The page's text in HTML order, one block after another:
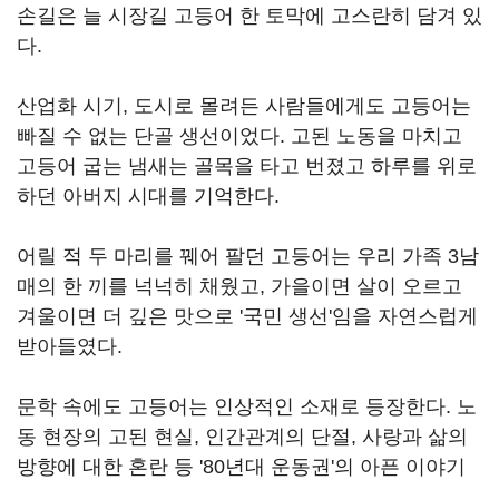
손길은 늘 시장길 고등어 한 토막에 고스란히 담겨 있
다.
산업화 시기, 도시로 몰려든 사람들에게도 고등어는
빠질 수 없는 단골 생선이었다. 고된 노동을 마치고
고등어 굽는 냄새는 골목을 타고 번졌고 하루를 위로
하던 아버지 시대를 기억한다.
어릴 적 두 마리를 꿰어 팔던 고등어는 우리 가족 3남
매의 한 끼를 넉넉히 채웠고, 가을이면 살이 오르고
겨울이면 더 깊은 맛으로 '국민 생선'임을 자연스럽게
받아들였다.
문학 속에도 고등어는 인상적인 소재로 등장한다. 노
동 현장의 고된 현실, 인간관계의 단절, 사랑과 삶의
방향에 대한 혼란 등 '80년대 운동권'의 아픈 이야기